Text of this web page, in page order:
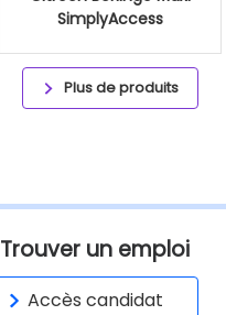
SimplyAccess
Plus de produits
Trouver un emploi
Accès candidat